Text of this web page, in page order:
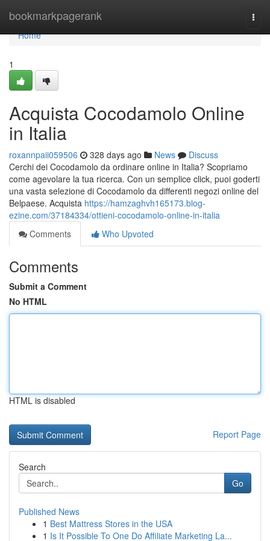
bookmarkpagerank
Home
Home
1
Acquista Cocodamolo Online
in Italia
roxannpaii059506 328 days ago News
Discuss
Cerchi dei Cocodamolo da ordinare online in Italia? Scopriamo
come agevolare la tua ricerca. Con un semplice click, puoi goderti
una vasta selezione di Cocodamolo da differenti negozi online del
Belpaese. Acquista https://hamzaghvh165173.blog-
ezine.com/37184334/ottieni-cocodamolo-online-in-italia
Comments
Who Upvoted
Comments
Submit a Comment
No HTML
HTML is disabled
Report Page
Search
Go
Published News
1 Best Mattress Stores in the USA
1 Is It Possible To One Do Affiliate Marketing La...